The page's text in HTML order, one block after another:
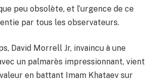
peu obsolète, et l’urgence de ce
par tous les observateurs.
David Morrell Jr, invaincu à une
un palmarès impressionnant, vient
en battant Imam Khataev sur